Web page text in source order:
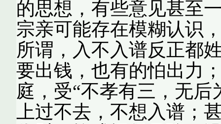
的思想，有些意见甚至
宗亲可能存在模糊认识
所谓，入不入谱反正都
要出钱，也有的怕出力
庭，受“不孝有三，无
上过不去，不想入谱；